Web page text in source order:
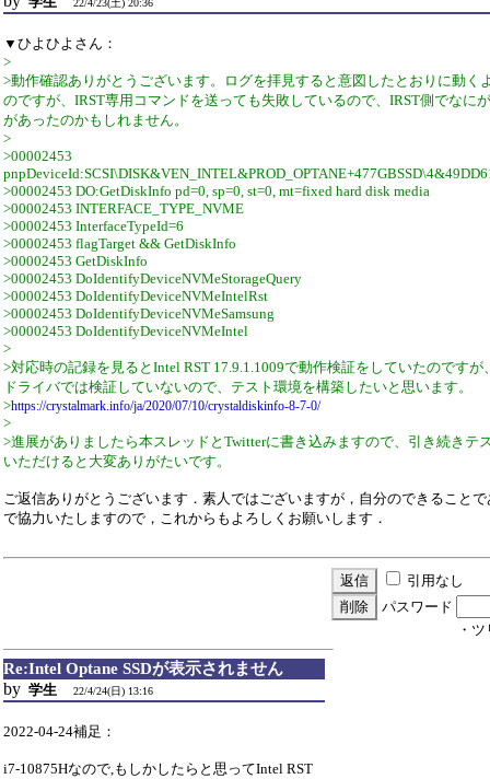
22/4/23(土) 20:36
▼ひよひよさん：
>
>動作確認ありがとうございます。ログを拝見すると意図したとおりに動く
のですが、IRST専用コマンドを送っても失敗しているので、IRST側でなに
があったのかもしれません。
>
>00002453
>00002453 DO:GetDiskInfo pd=0, sp=0, st=0, mt=fixed hard disk media
>00002453 INTERFACE_TYPE_NVME
>00002453 InterfaceTypeId=6
>00002453 flagTarget && GetDiskInfo
>00002453 GetDiskInfo
>00002453 DoIdentifyDeviceNVMeStorageQuery
>00002453 DoIdentifyDeviceNVMeIntelRst
>00002453 DoIdentifyDeviceNVMeSamsung
>00002453 DoIdentifyDeviceNVMeIntel
>
>対応時の記録を見るとIntel RST 17.9.1.1009で動作検証をしていたのですが
ドライバでは検証していないので、テスト環境を構築したいと思います。
>https://crystalmark.info/ja/2020/07/10/crystaldiskinfo-8-7-0/
>
>進展がありましたら本スレッドとTwitterに書き込みますので、引き続きテ
いただけると大変ありがたいです。
ご返信ありがとうございます．素人ではございますが，自分のできること
で協力いたしますので，これからもよろしくお願いします．
引用なし
パスワード
・
Re:Intel Optane SSDが表示されません
by 学生 22/4/24(日) 13:16
2022-04-24補足：
i7-10875Hなので,もしかしたらと思ってIntel RST